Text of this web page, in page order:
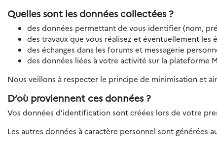
Quelles sont les données collectées ?
des données permettant de vous identifier (nom,
des travaux que vous réalisez et éventuellement les
des échanges dans les forums et messagerie
des données liées à votre activité sur la plateforme
Nous veillons à respecter le principe de minimisation et
D’où proviennent ces données ?
Vos données d’identification sont créées lors de votre
Les autres données à caractère personnel sont générées